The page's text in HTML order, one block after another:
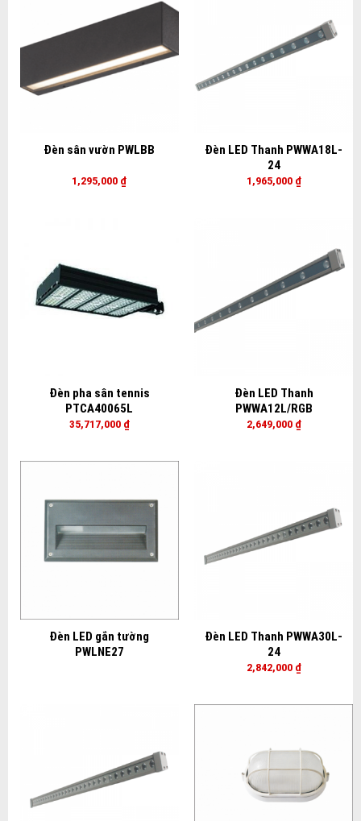
Đèn sân vườn PWLBB
1,295,000 ₫
Đèn LED Thanh PWWA18L-
24
1,965,000 ₫
Đèn pha sân tennis
PTCA40065L
35,717,000 ₫
Đèn LED Thanh
PWWA12L/RGB
2,649,000 ₫
Đèn LED gắn tường
PWLNE27
Đèn LED Thanh PWWA30L-
24
2,842,000 ₫